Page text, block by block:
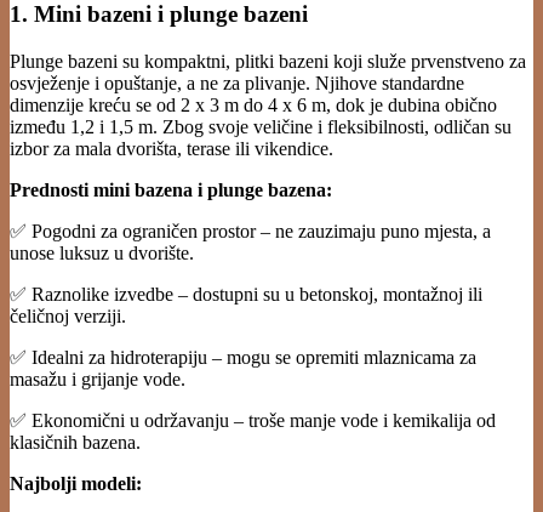
1. Mini bazeni i plunge bazeni
Plunge bazeni su kompaktni, plitki bazeni koji služe prvenstveno za
osvježenje i opuštanje, a ne za plivanje. Njihove standardne
dimenzije kreću se od 2 x 3 m do 4 x 6 m, dok je dubina obično
između 1,2 i 1,5 m. Zbog svoje veličine i fleksibilnosti, odličan su
izbor za mala dvorišta, terase ili vikendice.
Prednosti mini bazena i plunge bazena:
✅ Pogodni za ograničen prostor – ne zauzimaju puno mjesta, a
unose luksuz u dvorište.
✅ Raznolike izvedbe – dostupni su u betonskoj, montažnoj ili
čeličnoj verziji.
✅ Idealni za hidroterapiju – mogu se opremiti mlaznicama za
masažu i grijanje vode.
✅ Ekonomični u održavanju – troše manje vode i kemikalija od
klasičnih bazena.
Najbolji modeli: